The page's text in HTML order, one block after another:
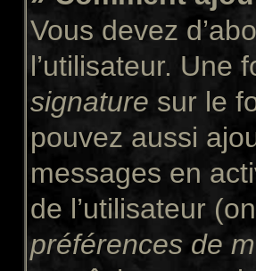
Vous devez
l’utilisateur. Une
signature sur le
pouvez aussi
messages en
de l’utilisateur
préférences de